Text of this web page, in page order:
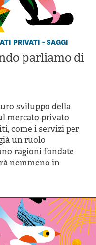
privati - saggi
parliamo di
sviluppo della
mercato privato
come i servizi per
un ruolo
ragioni fondate
nemmeno in